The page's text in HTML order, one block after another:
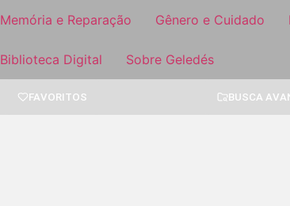
Memória e Reparação Gênero e Cuidado
Biblioteca Digital Sobre Geledés
FAVORITOS BUSCA